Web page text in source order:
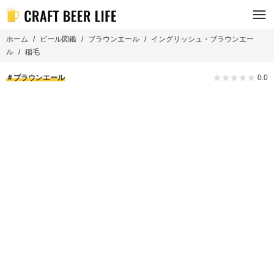
ホーム ビール図鑑 ブラウンエール
イングリッシュ・ブラウンエー
ル
稲毛
ブラウンエール 0.0